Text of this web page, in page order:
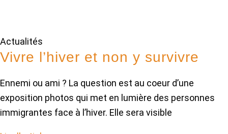
Actualités
Vivre l’hiver et non y survivre
Ennemi ou ami ? La question est au coeur d’une
exposition photos qui met en lumière des personnes
immigrantes face à l’hiver. Elle sera visible